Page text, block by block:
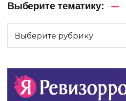
Выберите тематику: